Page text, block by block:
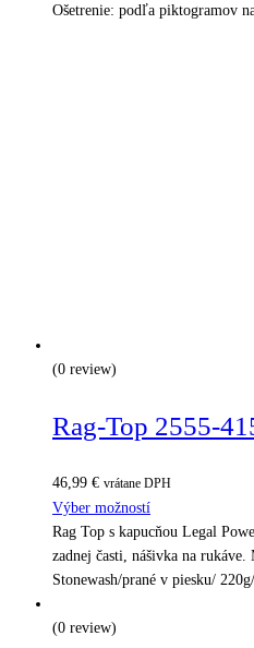
Ošetrenie: podľa piktogramov
(0 review)
Rag-Top 2555-
46,99 € vrátane DPH
Výber možností
Rag Top s kapucňou Legal
zadnej časti, nášivka na
Stonewash/prané v piesku/
(0 review)